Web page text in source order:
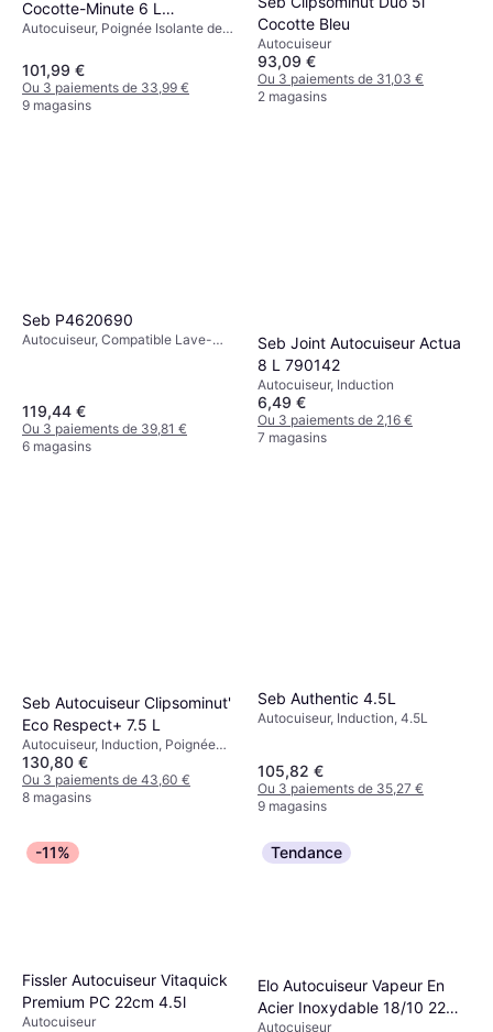
Cocotte-Minute 6 L
P0530700
Autocuiseur, Poignée Isolante de
Lave-Vaisselle, 6L
101,99 €
Ou 3 paiements de 33,99 €
9 magasins
Cocotte Bleu
Autocuiseur
93,09 €
Ou 3 paiements de 31,03 €
2 magasins
Seb P4620690
Autocuiseur, Compatible Lave-
119,44 €
Ou 3 paiements de 39,81 €
6 magasins
Seb Joint Autocuiseur Actua
8 L 790142
Autocuiseur, Induction
6,49 €
Ou 3 paiements de 2,16 €
7 magasins
Seb Autocuiseur Clipsominut'
Eco Respect+ 7.5 L
Autocuiseur, Induction, Poignée
Isolante de Chaleur, Compatible
Lave-Vaisselle
130,80 €
Ou 3 paiements de 43,60 €
8 magasins
Seb Authentic 4.5L
Autocuiseur, Induction, 4.5L
105,82 €
Ou 3 paiements de 35,27 €
9 magasins
-11%
Fissler Autocuiseur Vitaquick
Premium PC 22cm 4.5l
Autocuiseur
Tendance
Elo Autocuiseur Vapeur En
Acier Inoxydable 18/10 22
Autocuiseur